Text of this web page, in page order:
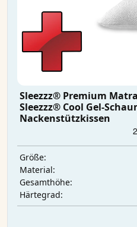
Sleezzz® Premium
Sleezzz® Cool Gel-
Nackenstützkissen
Größe:
Material:
Gesamthöhe:
Härtegrad: